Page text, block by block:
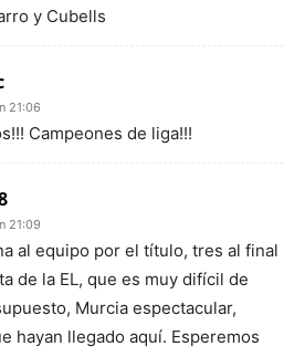
y Cubells
21:06
Campeones de liga!!!
21:09
al equipo por el título, tres al final
de la EL, que es muy difícil de
Murcia espectacular,
hayan llegado aquí. Esperemos